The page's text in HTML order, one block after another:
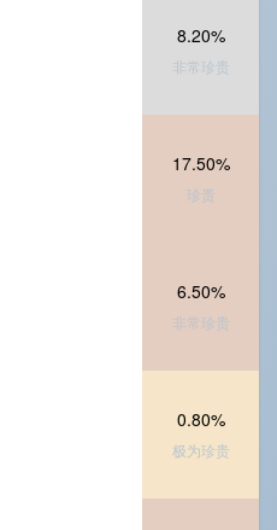
8.20%
非常珍贵
17.50%
珍贵
6.50%
非常珍贵
0.80%
极为珍贵